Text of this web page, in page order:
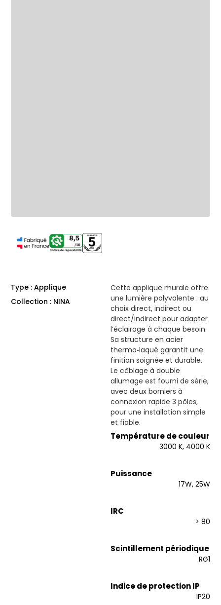
Type : Applique
Collection : NINA
Cette applique murale offre
une lumière polyvalente : au
choix direct, indirect ou
direct/indirect pour adapter
l’éclairage à chaque besoin.
Sa structure en acier
thermo‑laqué garantit une
finition soignée et durable.
Le câblage à double
allumage est fourni de série,
avec deux borniers à
connexion rapide 3 pôles,
pour une installation simple
et fiable.
Température de couleur
3000 K, 4000 K
Puissance
17W, 25W
IRC
> 80
Scintillement périodique
RG1
Indice de protection IP
IP20